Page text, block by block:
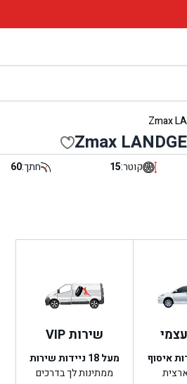
Zmax
Zmax
קוטר:15 חתך:60
איסוף
שירות VIP
מעל 18 ניידות שירות
ממתינות לך בדרכים